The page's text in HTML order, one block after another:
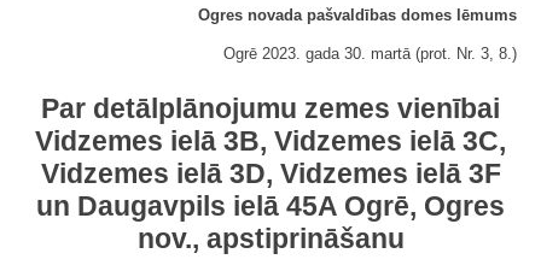
Ogres novada pašvaldības domes lēmums
Ogrē 2023. gada 30. martā (prot. Nr. 3, 8.)
Par detālplānojumu zemes vienībai
Vidzemes ielā 3B, Vidzemes ielā 3C,
Vidzemes ielā 3D, Vidzemes ielā 3F
un Daugavpils ielā 45A Ogrē, Ogres
nov., apstiprināšanu